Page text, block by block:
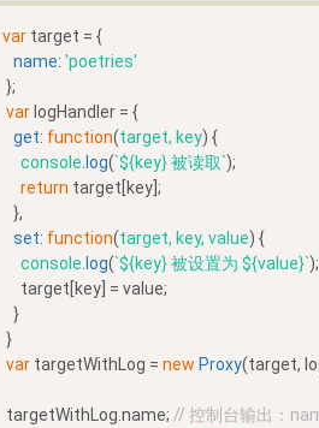
var target = {
name: 'poetries'
};
var logHandler = {
get: function(target, key) {
console log(`${key} 被读取`);
return target[key];
   },
set: function(target, key, value) {
console log(`${key} 被设置为 ${value}`);
     target[key] = value;
   }
}
var targetWithLog = new Proxy(target,
targetWithLog. name; // 控制台输出：